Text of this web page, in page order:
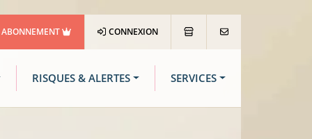
ABONNEMENT CONNEXION
RISQUES & ALERTES SERVICES